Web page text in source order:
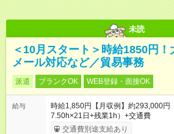
未読
＜10月スタート＞時給1850円！
メール対応など／貿易事務
派遣 ブランクOK WEB登録・面接OK
給与
時給1,850円【月収例】約293,000円
7.50h×21日+残業1h）+交通費
交通費別途支給あり